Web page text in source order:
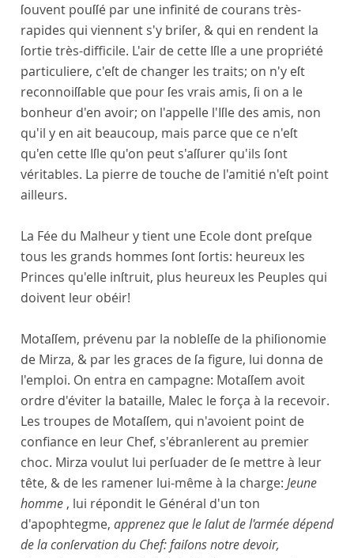
ſouvent pouſſé par une infinité de courans très-
rapides qui viennent s'y briſer, & qui en rendent la
ſortie très-difficile. L'air de cette Iſle a une propriété
particuliere, c'eſt de changer les traits; on n'y eſt
reconnoiſſable que pour ſes vrais amis, ſi on a le
bonheur d'en avoir; on l'appelle l'Iſle des amis, non
qu'il y en ait beaucoup, mais parce que ce n'eſt
qu'en cette Iſle qu'on peut s'aſſurer qu'ils ſont
véritables. La pierre de touche de l'amitié n'eſt point
ailleurs.
La Fée du Malheur y tient une Ecole dont preſque
tous les grands hommes ſont ſortis: heureux les
Princes qu'elle inſtruit, plus heureux les Peuples qui
doivent leur obéir!
Motaſſem, prévenu par la nobleſſe de la phiſionomie
de Mirza, & par les graces de ſa figure, lui donna de
l'emploi. On entra en campagne: Motaſſem avoit
ordre d'éviter la bataille, Malec le força à la recevoir.
Les troupes de Motaſſem, qui n'avoient point de
confiance en leur Chef, s'ébranlerent au premier
choc. Mirza voulut lui perſuader de ſe mettre à leur
tête, & de les ramener lui-même à la charge: Jeune
homme , lui répondit le Général d'un ton
d'apophtegme, apprenez que le ſalut de l'armée dépend
de la conſervation du Chef: faiſons notre devoir,